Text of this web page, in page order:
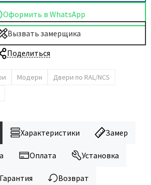
Оформить в WhatsApp
Вызвать замерщика
Поделиться
Модерн
Двери по RAL/NCS
Характеристики Замер
Оплата Установка
Гарантия Возврат